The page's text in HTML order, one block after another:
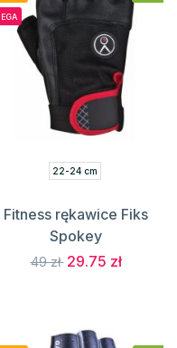
22-24 cm
Fitness rękawice Fiks
Spokey
49 zł 29.75 zł